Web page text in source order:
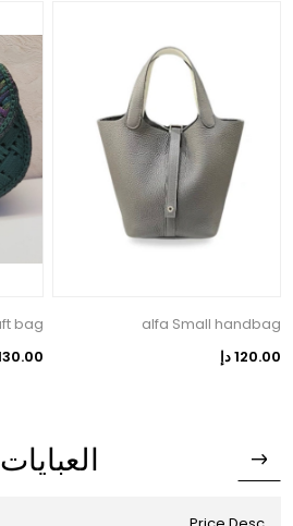
alfa Small handbag
120.00 دإ
bag
130.00
العبايات